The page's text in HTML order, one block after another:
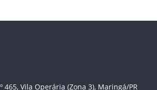
465, Vila Operária (Zona 3), Maringá/PR